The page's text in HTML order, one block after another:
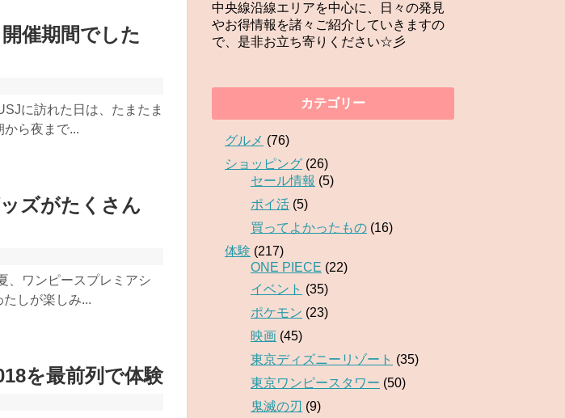
催期間でした
に訪れた日は、たまたま
ら夜まで...
ズがたくさん
、ワンピースプレミアシ
しが楽しみ...
を最前列で体験
中央線沿線エリアを中心に、日々の発見
やお得情報を諸々ご紹介していきますの
で、是非お立ち寄りください☆彡
カテゴリー
グルメ (76)
ショッピング (26)
セール情報 (5)
ポイ活 (5)
買ってよかったもの (16)
体験 (217)
ONE PIECE (22)
イベント (35)
ポケモン (23)
映画 (45)
東京ディズニーリゾート (35)
東京ワンピースタワー (50)
鬼滅の刃 (9)